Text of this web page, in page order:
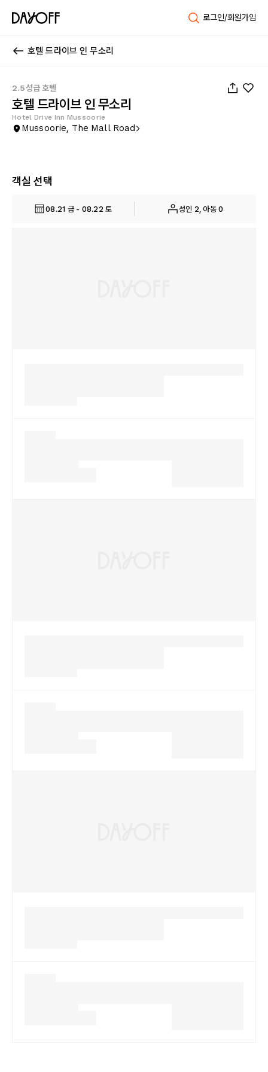
로그인/회원가입
호텔 드라이브 인 무소리
2.5성급 호텔
호텔 드라이브 인 무소리
Hotel Drive Inn Mussoorie
Mussoorie, The Mall Road
객실 선택
08.21 금 - 08.22 토 성인 2, 아동 0